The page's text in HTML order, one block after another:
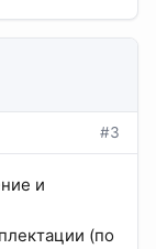
#3
и
(по